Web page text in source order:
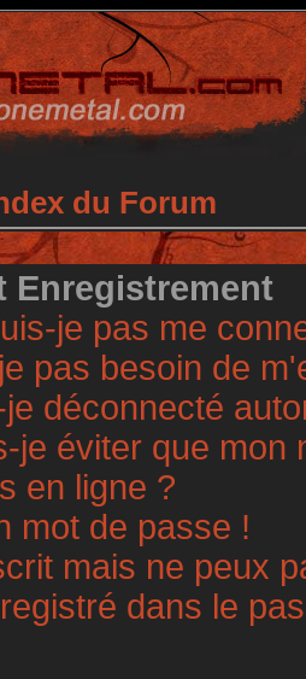
du Forum
Enregistrement
je pas me
pas besoin de
déconnecté
je éviter que
en ligne ?
mot de passe !
mais ne peux
dans le